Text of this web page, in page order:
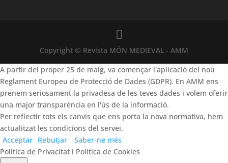
Copyright © Revista MÓN MEDIEVAL - AMM
A partir del proper 25 de maig, va començar l'aplicació del nou
Reglament Europeu de Protecció de Dades (GDPR). En AMM ens
prenem seriosament la privadesa de les teves dades i volem oferir
una major transparència en l'ús de la informació.
Per reflectir tots els canvis que ens porta la nova normativa, hem
actualitzat les condicions del servei.
Acceptar Rebutjar
Saber-ne més
Política de Privacitat i Política de Cookies